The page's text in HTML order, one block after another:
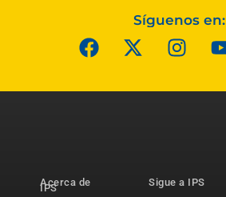
Síguenos en:
Acerca de
IPS
Sigue a IPS